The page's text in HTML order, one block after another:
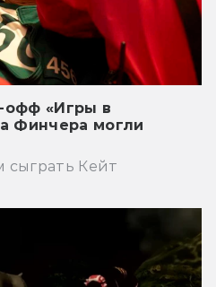
офф «Игры в
Финчера могли
сыграть Кейт